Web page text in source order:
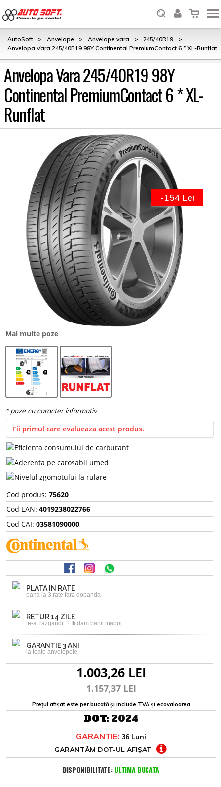
AutoSoft > Anvelope > Anvelope vara > 245/40R19
>
Anvelopa Vara 245/40R19 98Y Continental PremiumContact 6 * XL-Runflat
Anvelopa Vara 245/40R19 98Y
Continental PremiumContact 6 * XL-
Runflat
Mai multe poze
-154 Lei
Fii primul care evalueaza acest produs.
Cod produs: 75620
Cod EAN: 4019238022766
Cod CAI: 03581090000
PLATA IN RATE
pana la 3 rate fara dobanda
RETUR 14 ZILE
te-ai razgandit ? Iti dam banii inapoi
GARANTIE 3 ANI
la toate anvelopele
1.003,26 LEI
1.157,37 LEI
Prețul afișat este per bucată și include TVA și ecovaloarea
DOT: 2024
GARANTIE: 36 Luni
GARANTĂM DOT-UL AFIȘAT
DISPONIBILITATE: ULTIMA BUCATA